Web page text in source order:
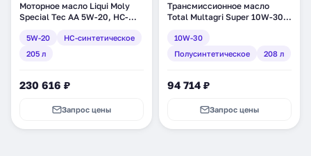
Моторное масло Liqui Moly
Special Tec AA 5W-20, HC-
5W-20
HC-синтетическое
205 л
230 616 ₽
Запрос цены
Трансмиссионное масло
Total Multagri Super 10W-30,
(111811)
10W-30
Полусинтетическое
208 л
94 714 ₽
Запрос цены